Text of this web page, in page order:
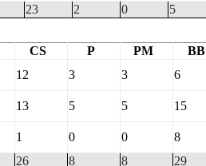
23 2 0 5
CS P PM BB
12 3 3 6
13 5 5 15
1 0 0 8
26 8 8 29